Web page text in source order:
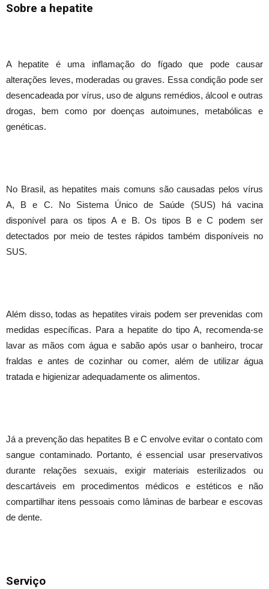
Sobre a hepatite
A hepatite é uma inflamação do fígado que pode causar
alterações leves, moderadas ou graves. Essa condição pode ser
desencadeada por vírus, uso de alguns remédios, álcool e outras
drogas, bem como por doenças autoimunes, metabólicas e
genéticas.
No Brasil, as hepatites mais comuns são causadas pelos vírus
A, B e C. No Sistema Único de Saúde (SUS) há vacina
disponível para os tipos A e B. Os tipos B e C podem ser
detectados por meio de testes rápidos também disponíveis no
SUS.
Além disso, todas as hepatites virais podem ser prevenidas com
medidas específicas. Para a hepatite do tipo A, recomenda-se
lavar as mãos com água e sabão após usar o banheiro, trocar
fraldas e antes de cozinhar ou comer, além de utilizar água
tratada e higienizar adequadamente os alimentos.
Já a prevenção das hepatites B e C envolve evitar o contato com
sangue contaminado. Portanto, é essencial usar preservativos
durante relações sexuais, exigir materiais esterilizados ou
descartáveis em procedimentos médicos e estéticos e não
compartilhar itens pessoais como lâminas de barbear e escovas
de dente.
Serviço